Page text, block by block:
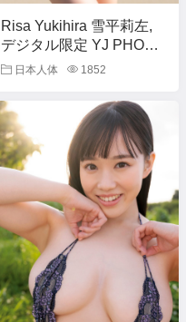
Risa Yukihira 雪平莉左,
デジタル限定 YJ PHOTO
BOOK 「キミが微笑め
日本人体 1852